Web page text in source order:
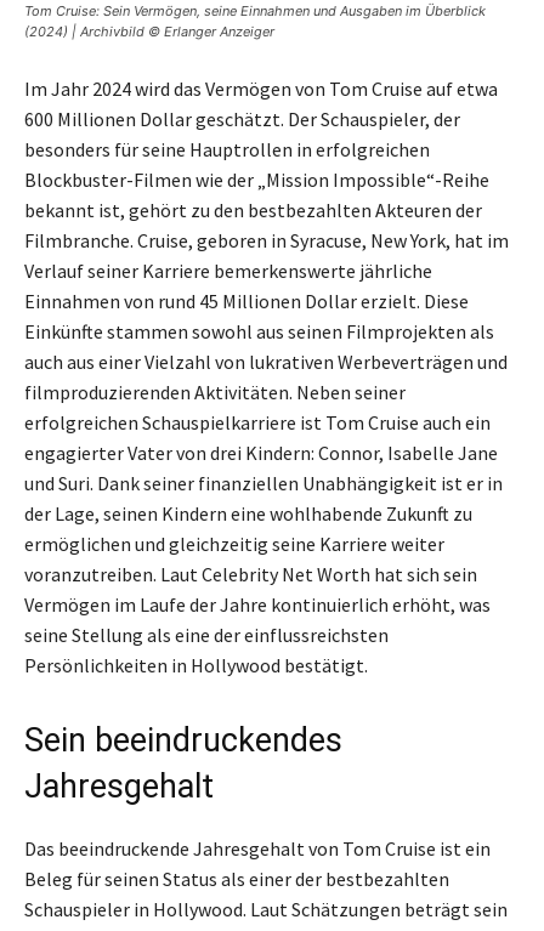
Tom Cruise: Sein Vermögen, seine Einnahmen und Ausgaben im Überblick
(2024) | Archivbild © Erlanger Anzeiger
Im Jahr 2024 wird das Vermögen von Tom Cruise auf etwa
600 Millionen Dollar geschätzt. Der Schauspieler, der
besonders für seine Hauptrollen in erfolgreichen
Blockbuster-Filmen wie der „Mission Impossible“-Reihe
bekannt ist, gehört zu den bestbezahlten Akteuren der
Filmbranche. Cruise, geboren in Syracuse, New York, hat im
Verlauf seiner Karriere bemerkenswerte jährliche
Einnahmen von rund 45 Millionen Dollar erzielt. Diese
Einkünfte stammen sowohl aus seinen Filmprojekten als
auch aus einer Vielzahl von lukrativen Werbeverträgen und
filmproduzierenden Aktivitäten. Neben seiner
erfolgreichen Schauspielkarriere ist Tom Cruise auch ein
engagierter Vater von drei Kindern: Connor, Isabelle Jane
und Suri. Dank seiner finanziellen Unabhängigkeit ist er in
der Lage, seinen Kindern eine wohlhabende Zukunft zu
ermöglichen und gleichzeitig seine Karriere weiter
voranzutreiben. Laut Celebrity Net Worth hat sich sein
Vermögen im Laufe der Jahre kontinuierlich erhöht, was
seine Stellung als eine der einflussreichsten
Persönlichkeiten in Hollywood bestätigt.
Sein beeindruckendes
Jahresgehalt
Das beeindruckende Jahresgehalt von Tom Cruise ist ein
Beleg für seinen Status als einer der bestbezahlten
Schauspieler in Hollywood. Laut Schätzungen beträgt sein